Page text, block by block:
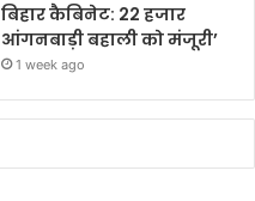
बिहार कैबिनेट: 22 हजार
आंगनबाड़ी बहाली को मंजूरी’
1 week ago